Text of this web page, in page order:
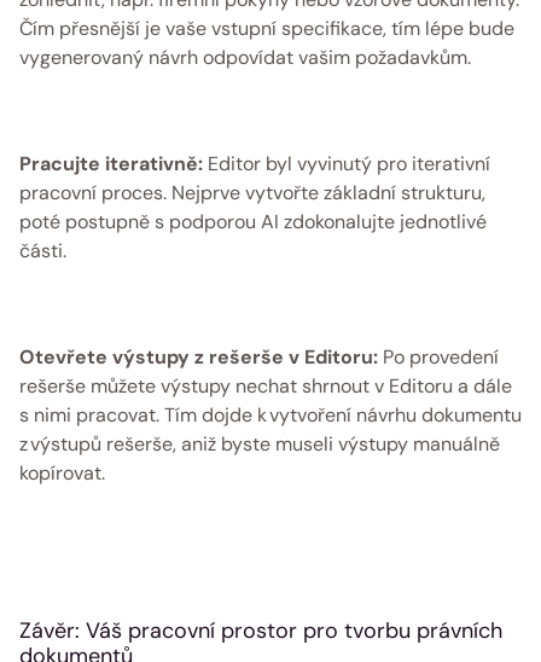
Čím přesnější je vaše vstupní specifikace, tím lépe bude
vygenerovaný návrh odpovídat vašim požadavkům.
Pracujte iterativně: Editor byl vyvinutý pro iterativní
pracovní proces. Nejprve vytvořte základní strukturu,
poté postupně s podporou AI zdokonalujte jednotlivé
části.
Otevřete výstupy z rešerše v Editoru: Po provedení
rešerše můžete výstupy nechat shrnout v Editoru a dále
s nimi pracovat. Tím dojde k vytvoření návrhu dokumentu
z výstupů rešerše, aniž byste museli výstupy manuálně
kopírovat.
Závěr: Váš pracovní prostor pro tvorbu právních